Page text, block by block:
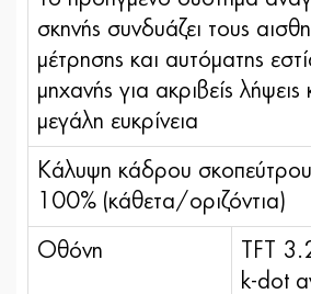
σκηνής συνδυάζει τους
μέτρησης και αυτόματης
μηχανής για ακριβείς λήψεις
μεγάλη ευκρίνεια
Κάλυψη κάδρου
100% (κάθετα/οριζόντια)
Οθόνη
TFT
k-dot